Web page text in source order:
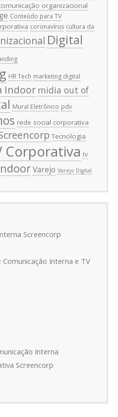
organizacional
Conteúdo para TV
coronavírus cultura da
Digital
HR Tech marketing digital
Indoor midia out of
Mural Eletrônico pdv
rede social corporativa
Tecnologia
Corporativa tv
Varejo Varejo Digital
Screencorp
Interna e TV
Interna
Screencorp